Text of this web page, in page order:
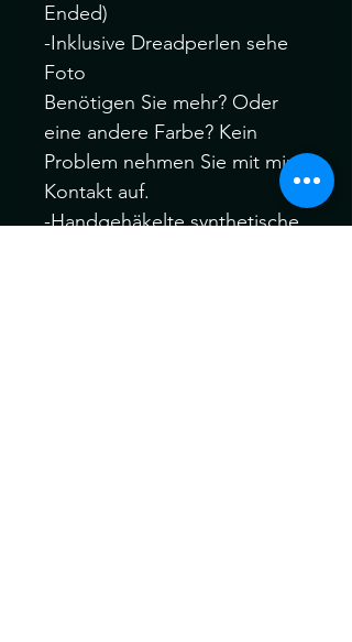
Ended)
-Inklusive Dreadperlen sehe
Foto
Benötigen Sie mehr? Oder
eine andere Farbe? Kein
Problem nehmen Sie mit mir
Kontakt auf.
-Handgehäkelte synthetische